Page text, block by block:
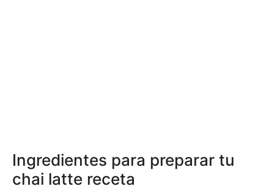
Ingredientes para preparar tu
chai latte receta